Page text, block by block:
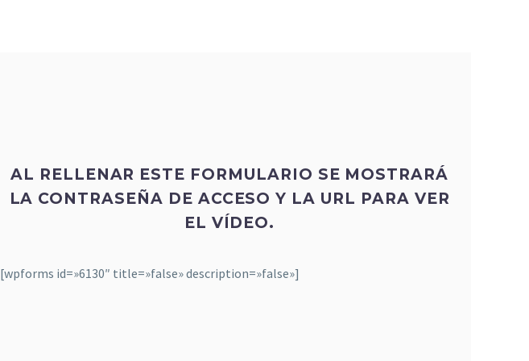
AL RELLENAR ESTE FORMULARIO SE MOSTRARÁ
LA CONTRASEÑA DE ACCESO Y LA URL PARA VER
EL VÍDEO.
[wpforms id=»6130″ title=»false» description=»false»]